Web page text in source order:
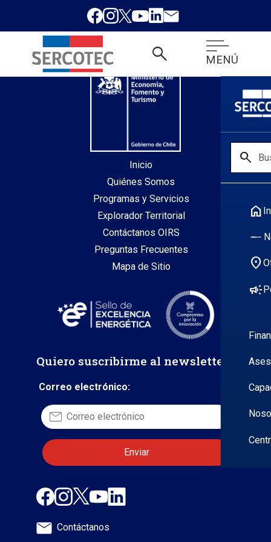
search MENÚ
search
home
location_on
campaign
desde index.php
Inicio
Quiénes Somos
Programas y Servicios
Explorador Territorial
Contáctanos OIRS
Preguntas Frecuentes
Mapa de Sitio
Quiero suscribirme al newsletter
Correo electrónico:
Contáctanos